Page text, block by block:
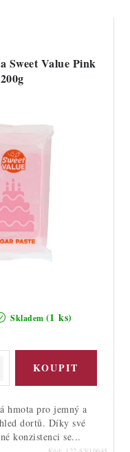
Sweet Value Pink
200g
Skladem (1 ks)
hmota pro jemný a
dortů. Díky své
konzistenci se...